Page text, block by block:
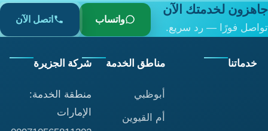
جاهزون لخدمتك الآن
تواصل فورًا — رد سريع.
واتساب اتصل الآن
خدماتنا مناطق الخدمة
أبوظبي
أم القيوين
شركة الجزيرة
منطقة الخدمة:
الإمارات